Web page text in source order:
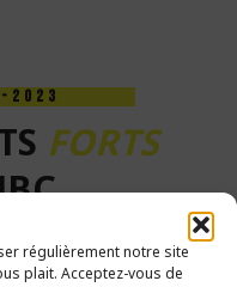
régulièrement notre site
plait. Acceptez-vous de
2023
FORTS